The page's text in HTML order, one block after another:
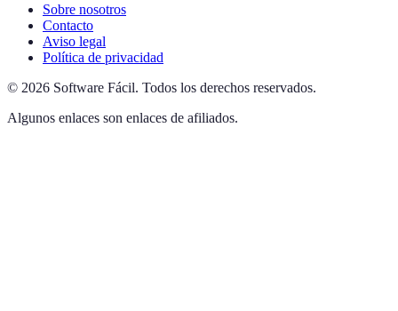
Sobre nosotros
Contacto
Aviso legal
Política de privacidad
© 2026 Software Fácil. Todos los derechos reservados.
Algunos enlaces son enlaces de afiliados.